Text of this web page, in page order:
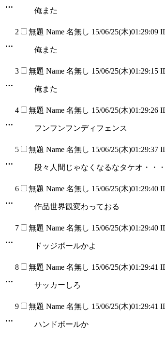
…
俺また
…
2 無題 Name 名無し 15/06/25(木)01:29:09
俺また
…
3 無題 Name 名無し 15/06/25(木)01:29:15
俺また
…
4 無題 Name 名無し 15/06/25(木)01:29:26
フンフンフンディフェンス
…
5 無題 Name 名無し 15/06/25(木)01:29:37
段々人間じゃなくなるなタケオ・・・
…
6 無題 Name 名無し 15/06/25(木)01:29:40
作品世界観変わっておる
…
7 無題 Name 名無し 15/06/25(木)01:29:40
ドッジボールかよ
…
8 無題 Name 名無し 15/06/25(木)01:29:41
サッカーしろ
…
9 無題 Name 名無し 15/06/25(木)01:29:41
ハンドボールか